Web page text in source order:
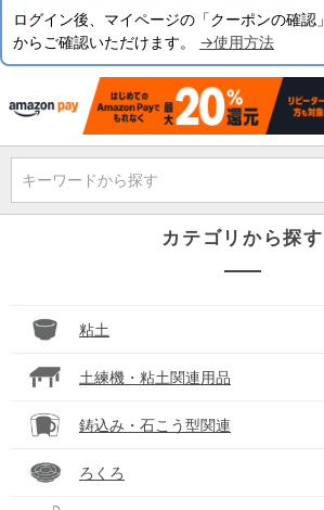
ログイン後、マイページの「クーポンの確認」
からご確認いただけます。 →使用方法
キーワードから探す
カテゴリから探す
粘土
土練機・粘土関連用品
鋳込み・石こう型関連
ろくろ